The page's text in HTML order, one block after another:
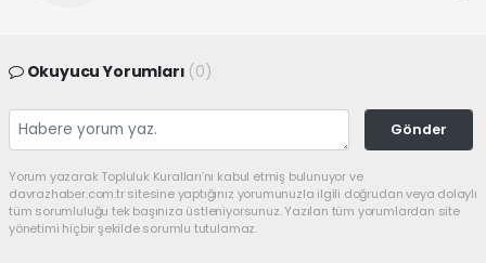
Okuyucu Yorumları (0)
Gönder
Yorum yazarak Topluluk Kuralları’nı kabul etmiş bulunuyor ve
davrazhaber.com.tr sitesine yaptığınız yorumunuzla ilgili doğrudan veya dolaylı
tüm sorumluluğu tek başınıza üstleniyorsunuz. Yazılan tüm yorumlardan site
yönetimi hiçbir şekilde sorumlu tutulamaz.